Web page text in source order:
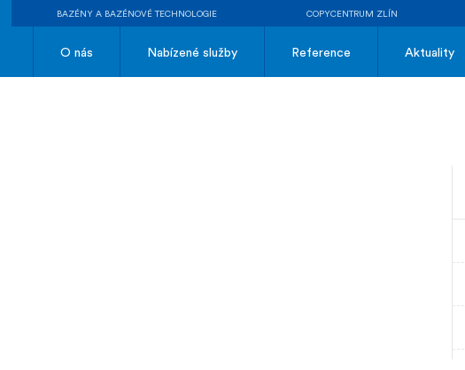
BAZÉNY A BAZÉNOVÉ TECHNOLOGIE COPYCENTRUM ZLÍN
O nás Nabízené služby Reference Aktuality